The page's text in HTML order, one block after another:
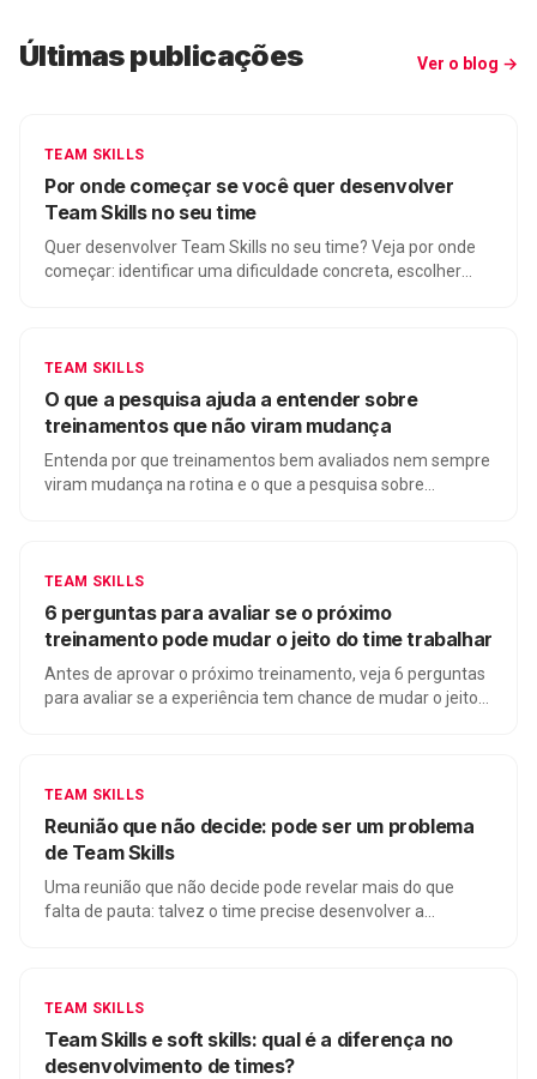
Últimas publicações Ver o blog →
TEAM SKILLS
Por onde começar se você quer desenvolver
Team Skills no seu time
Quer desenvolver Team Skills no seu time? Veja por onde
começar: identificar uma dificuldade concreta, escolher
TEAM SKILLS
O que a pesquisa ajuda a entender sobre
treinamentos que não viram mudança
Entenda por que treinamentos bem avaliados nem sempre
viram mudança na rotina e o que a pesquisa sobre
TEAM SKILLS
6 perguntas para avaliar se o próximo
treinamento pode mudar o jeito do time trabalhar
Antes de aprovar o próximo treinamento, veja 6 perguntas
para avaliar se a experiência tem chance de mudar o jeito
TEAM SKILLS
Reunião que não decide: pode ser um problema
de Team Skills
Uma reunião que não decide pode revelar mais do que
falta de pauta: talvez o time precise desenvolver a
TEAM SKILLS
Team Skills e soft skills: qual é a diferença no
desenvolvimento de times?